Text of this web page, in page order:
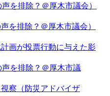
を排除？＠厚木市議会）
を排除？＠厚木市議会）
画が投票行動に与えた影
を排除？＠厚木市議
察（防災アドバイザ